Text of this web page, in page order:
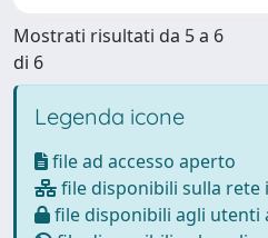
Mostrati risultati da 5 a 6
di 6
Legenda icone
file ad accesso aperto
file disponibili sulla rete
file disponibili agli utenti